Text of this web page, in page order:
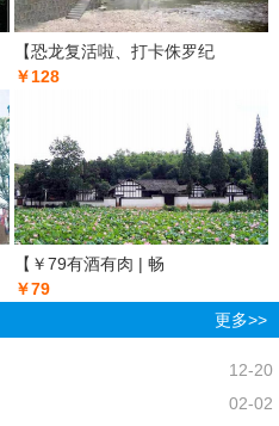
【恐龙复活啦、打卡侏罗纪
￥128
【￥79有酒有肉 | 畅
￥79
更多>>
12-20
02-02